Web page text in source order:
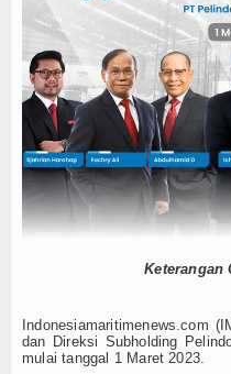
Hankam
Hukum
Internasional
Kelautan dan Perikanan
Kesehatan
Logistik
Maritim
Perlindungan Nyawa
Peti Kemas Ekspor
Belitung
Merah Putih
Lawan Pinjol Ilegal
IPC TPK-Kejari Jakut Perpanjang
Harley Pretelan dari China
Peti Kemas Ekspor
Belitung
Merah Putih
Keterangan
Indonesiamaritimenews.com
dan Direksi Subholding
mulai tanggal 1 Maret 2023.